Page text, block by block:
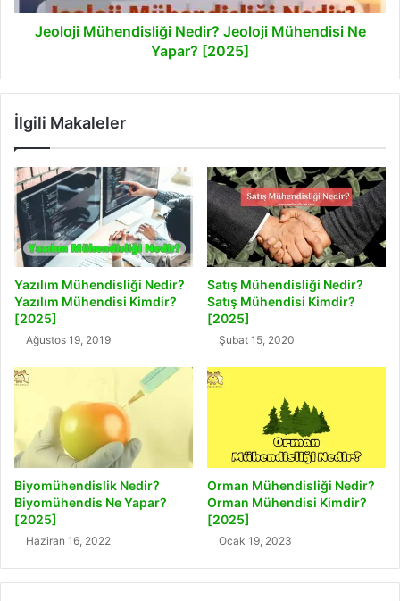
Jeoloji Mühendisliği Nedir? Jeoloji Mühendisi Ne
Yapar? [2025]
İlgili Makaleler
Yazılım Mühendisliği Nedir?
Yazılım Mühendisi Kimdir?
[2025]
Ağustos 19, 2019
Satış Mühendisliği Nedir?
Satış Mühendisi Kimdir?
[2025]
Şubat 15, 2020
Biyomühendislik Nedir?
Biyomühendis Ne Yapar?
[2025]
Haziran 16, 2022
Orman Mühendisliği Nedir?
Orman Mühendisi Kimdir?
[2025]
Ocak 19, 2023